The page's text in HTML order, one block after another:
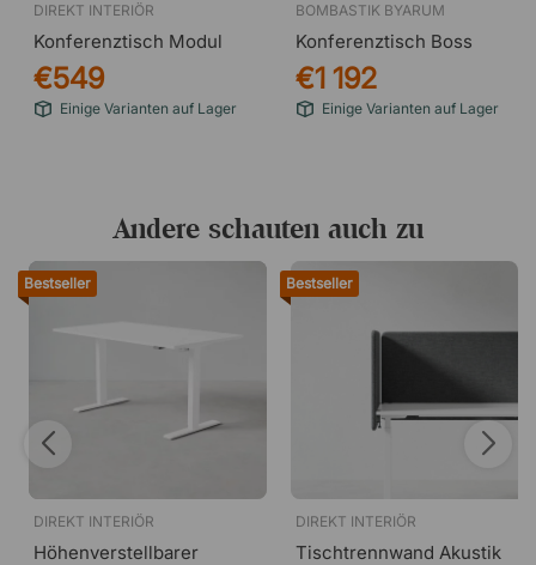
DIREKT INTERIÖR
Konferenztisch Modul
€549
Einige Varianten auf Lager
BOMBASTIK BYARUM
Konferenztisch Boss
€1 192
Einige Varianten auf Lager
Andere schauten auch zu
Bestseller
DIREKT INTERIÖR
Höhenverstellbarer
Bestseller
DIREKT INTERIÖR
Tischtrennwand Akustik